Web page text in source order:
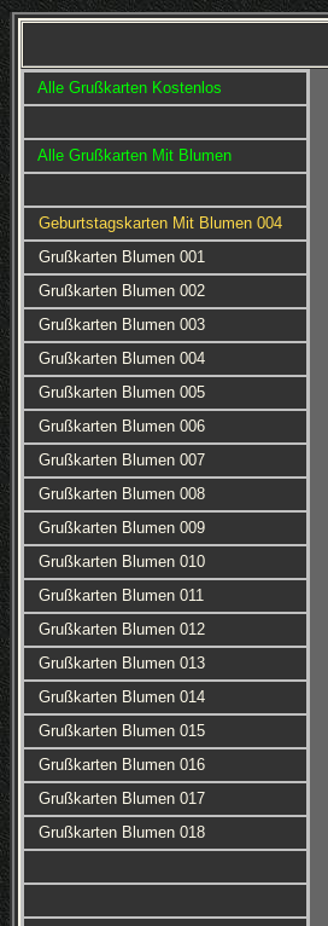
Alle Grußkarten Kostenlos
Alle Grußkarten Mit Blumen
Geburtstagskarten Mit Blumen 004
Grußkarten Blumen 001
Grußkarten Blumen 002
Grußkarten Blumen 003
Grußkarten Blumen 004
Grußkarten Blumen 005
Grußkarten Blumen 006
Grußkarten Blumen 007
Grußkarten Blumen 008
Grußkarten Blumen 009
Grußkarten Blumen 010
Grußkarten Blumen 011
Grußkarten Blumen 012
Grußkarten Blumen 013
Grußkarten Blumen 014
Grußkarten Blumen 015
Grußkarten Blumen 016
Grußkarten Blumen 017
Grußkarten Blumen 018